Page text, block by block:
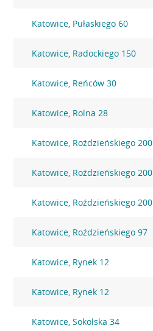
Katowice, Pułaskiego 60
Katowice, Radockiego 150
Katowice, Reńców 30
Katowice, Rolna 28
Katowice, Roździeńskiego 200
Katowice, Roździeńskiego 200
Katowice, Roździeńskiego 200
Katowice, Roździeńskiego 97
Katowice, Rynek 12
Katowice, Rynek 12
Katowice, Sokolska 34